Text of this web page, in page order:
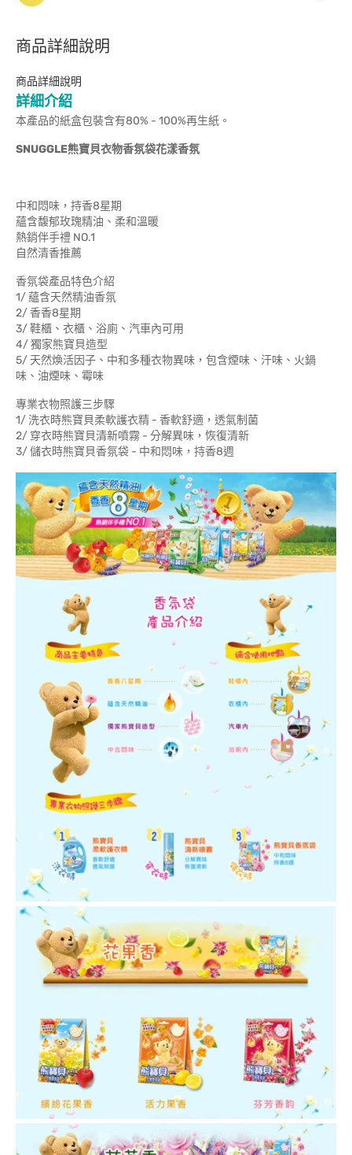
商品詳細說明
商品詳細說明
詳細介紹
本產品的紙盒包裝含有80% - 100%再生紙。
SNUGGLE熊寶貝衣物香氛袋花漾香氛
中和悶味，持香8星期
蘊含馥郁玫瑰精油、柔和溫暖
熱銷伴手禮 NO.1
自然清香推薦
香氛袋產品特色介紹
1/ 蘊含天然精油香氛
2/ 香香8星期
3/ 鞋櫃、衣櫃、浴廁、汽車內可用
4/ 獨家熊寶貝造型
5/ 天然煥活因子、中和多種衣物異味，包含煙味、汗味、火鍋
味、油煙味、霉味
專業衣物照護三步驟
1/ 洗衣時熊寶貝柔軟護衣精 - 香軟舒適，透氣制菌
2/ 穿衣時熊寶貝清新噴霧 - 分解異味，恢復清新
3/ 儲衣時熊寶貝香氛袋 - 中和悶味，持香8週